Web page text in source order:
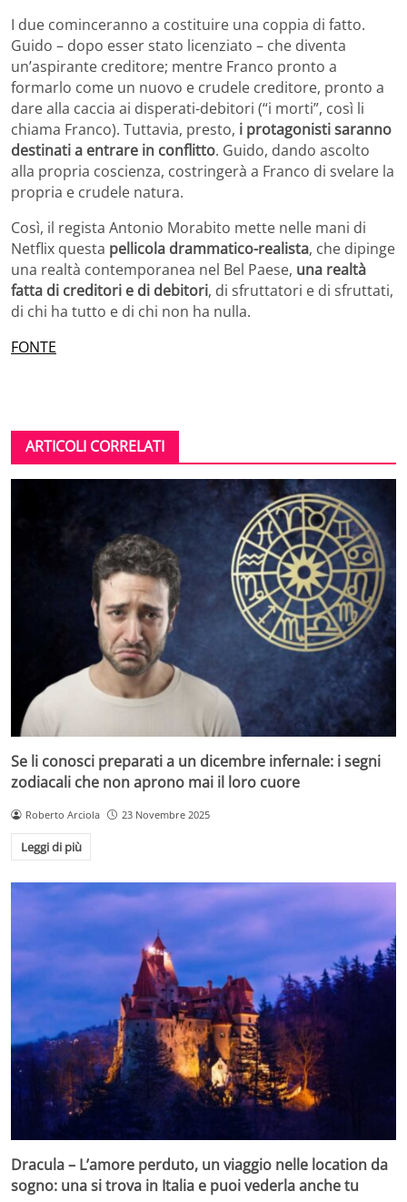
I due cominceranno a costituire una coppia di fatto.
Guido – dopo esser stato licenziato – che diventa
un’aspirante creditore; mentre Franco pronto a
formarlo come un nuovo e crudele creditore, pronto a
dare alla caccia ai disperati-debitori (“i morti”, così li
chiama Franco). Tuttavia, presto, i protagonisti saranno
destinati a entrare in conflitto. Guido, dando ascolto
alla propria coscienza, costringerà a Franco di svelare la
propria e crudele natura.
Così, il regista Antonio Morabito mette nelle mani di
Netflix questa pellicola drammatico-realista, che dipinge
una realtà contemporanea nel Bel Paese, una realtà
fatta di creditori e di debitori, di sfruttatori e di sfruttati,
di chi ha tutto e di chi non ha nulla.
FONTE
ARTICOLI CORRELATI
Se li conosci preparati a un dicembre infernale: i segni
zodiacali che non aprono mai il loro cuore
Roberto Arciola 23 Novembre 2025
Leggi di più
Dracula – L’amore perduto, un viaggio nelle location da
sogno: una si trova in Italia e puoi vederla anche tu